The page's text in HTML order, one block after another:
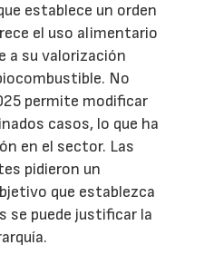
establece un orden
el uso alimentario
a su valorización
No
permite modificar
casos, lo que ha
en el sector. Las
pidieron un
que establezca
se puede justificar la